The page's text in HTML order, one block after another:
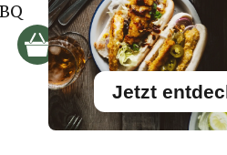
Jetzt